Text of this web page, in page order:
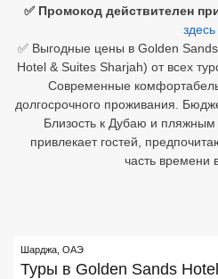
✅ Промокод действителен
здесь
✅ Выгодные цены в Golden
Hotel & Suites Sharjah) от всех
Современные
долгосрочного проживания.
Близость к Дубаю и
привлекает гостей,
часть времени
Шарджа ОАЭ
Туры в Golden Sands
Вьетнам
Хайнань
Северный Гоа
Южный Гоа
Кав Мин Воды